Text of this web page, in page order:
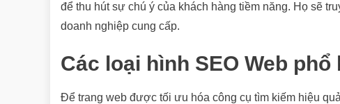
để thu hút sự chú ý của khách hàng tiềm năng. Họ sẽ
doanh nghiệp cung cấp.
Các loại hình SEO Web phổ
Để trang web được tối ưu hóa công cụ tìm kiếm hiệu